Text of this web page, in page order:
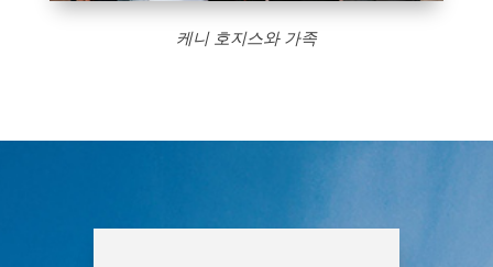
케니 호지스와 가족